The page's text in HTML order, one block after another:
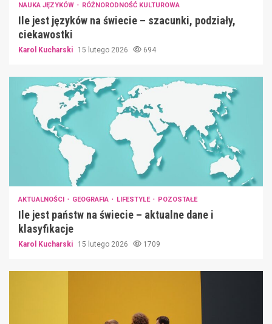
NAUKA JĘZYKÓW
RÓŻNORODNOŚĆ KULTUROWA
Ile jest języków na świecie – szacunki, podziały,
ciekawostki
Karol Kucharski 15 lutego 2026 694
AKTUALNOŚCI GEOGRAFIA LIFESTYLE POZOSTAŁE
Ile jest państw na świecie – aktualne dane i
klasyfikacje
Karol Kucharski 15 lutego 2026 1709